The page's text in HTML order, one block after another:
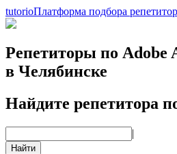
tutorioПлатформа подбора
Репетиторы по Adobe
в Челябинске
Найдите репетитора
|
Найти